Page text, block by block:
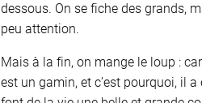
dessous. On se fiche des grands,
peu attention.
Mais à la fin, on mange le loup :
est un gamin, et c’est pourquoi, il